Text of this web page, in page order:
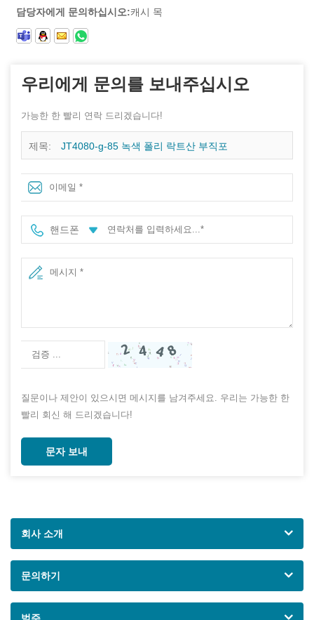
담당자에게 문의하십시오:캐시 목
우리에게 문의를 보내주십시오
가능한 한 빨리 연락 드리겠습니다!
제목: JT4080-g-85 녹색 폴리 락트산 부직포
핸드폰
질문이나 제안이 있으시면 메시지를 남겨주세요. 우리는 가능한 한
빨리 회신 해 드리겠습니다!
문자 보내
회사 소개
문의하기
범주